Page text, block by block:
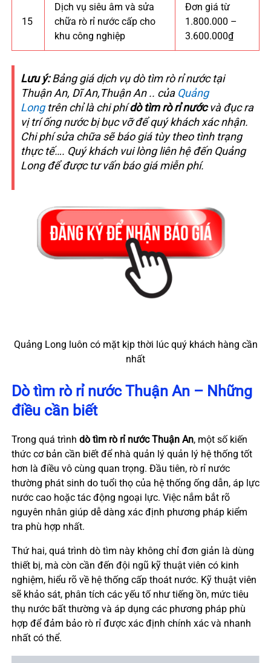
15
Dịch vụ siêu âm và sửa
chữa rò rỉ nước cấp cho
khu công nghiệp
Đơn giá từ
1.800.000 –
3.600.000₫
Lưu ý:Bảng giá dịch vụ dò tìm rò rỉ nước tại
Thuận An, Dĩ An,Thuận An .. của Quảng
Longtrên chỉ là chi phídò tìm rò rỉ nướcvà đục ra
vị trí ống nước bị bục vỡ để quý khách xác nhận.
Chi phí sửa chữa sẽ báo giá tùy theo tình trạng
thực tế…. Quý khách vui lòng liên hệ đến Quảng
Long để được tư vấn báo giá miễn phí.
Quảng Long luôn có mặt kịp thời lúc quý khách hàng cần
nhất
Dò tìm rò rỉ nước Thuận An – Những
điều cần biết
Trong quá trình dò tìm rò rỉ nước Thuận An, một số kiến
thức cơ bản cần biết để nhà quản lý quản lý hệ thống tốt
hơn là điều vô cùng quan trọng. Đầu tiên, rò rỉ nước
thường phát sinh do tuổi thọ của hệ thống ống dẫn, áp lực
nước cao hoặc tác động ngoại lực. Việc nắm bắt rõ
nguyên nhân giúp dễ dàng xác định phương pháp kiểm
tra phù hợp nhất.
Thứ hai, quá trình dò tìm này không chỉ đơn giản là dùng
thiết bị, mà còn cần đến đội ngũ kỹ thuật viên có kinh
nghiệm, hiểu rõ về hệ thống cấp thoát nước. Kỹ thuật viên
sẽ khảo sát, phân tích các yếu tố như tiếng ồn, mức tiêu
thụ nước bất thường và áp dụng các phương pháp phù
hợp để đảm bảo rò rỉ được xác định chính xác và nhanh
nhất có thể.